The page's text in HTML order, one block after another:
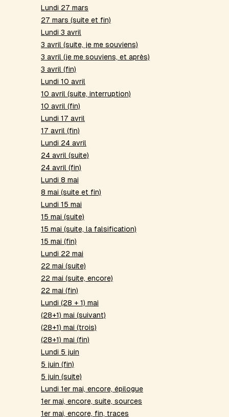
Lundi 27 mars
27 mars (suite et fin)
Lundi 3 avril
3 avril (suite, je me souviens)
3 avril (je me souviens, et après)
3 avril (fin)
Lundi 10 avril
10 avril (suite, interruption)
10 avril (fin)
Lundi 17 avril
17 avril (fin)
Lundi 24 avril
24 avril (suite)
24 avril (fin)
Lundi 8 mai
8 mai (suite et fin)
Lundi 15 mai
15 mai (suite)
15 mai (suite, la falsification)
15 mai (fin)
Lundi 22 mai
22 mai (suite)
22 mai (suite, encore)
22 mai (fin)
Lundi (28 + 1) mai
(28+1) mai (suivant)
(28+1) mai (trois)
(28+1) mai (fin)
Lundi 5 juin
5 juin (fin)
5 juin (suite)
Lundi 1er mai, encore, épilogue
1er mai, encore, suite, sources
1er mai, encore, fin, traces